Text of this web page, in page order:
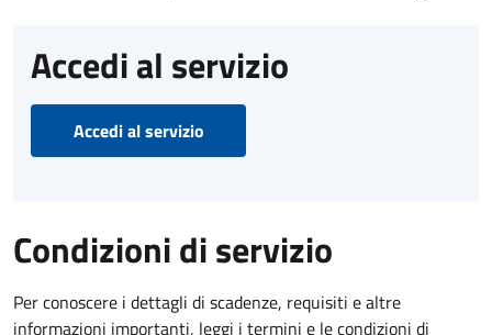
Accedi al servizio
Accedi al servizio
Condizioni di servizio
Per conoscere i dettagli di scadenze, requisiti e altre
informazioni importanti, leggi i termini e le condizioni di